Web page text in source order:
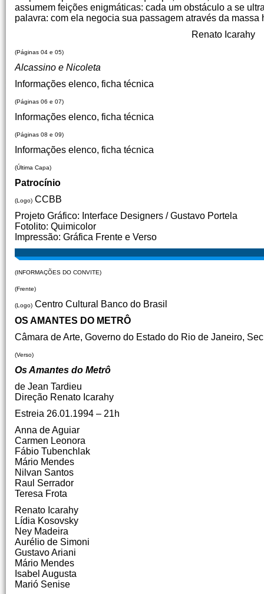
assumem feições enigmáticas: cada um obstáculo a se
palavra: com ela negocia sua passagem através da massa
Renato Icarahy
(Páginas 04 e 05)
Alcassino e Nicoleta
Informações elenco, ficha técnica
(Páginas 06 e 07)
Informações elenco, ficha técnica
(Páginas 08 e 09)
Informações elenco, ficha técnica
(Última Capa)
Patrocínio
(Logo) CCBB
Projeto Gráfico: Interface Designers / Gustavo Portela
Fotolito: Quimicolor
Impressão: Gráfica Frente e Verso
(INFORMAÇÕES DO CONVITE)
(Frente)
(Logo) Centro Cultural Banco do Brasil
OS AMANTES DO METRÔ
Câmara de Arte, Governo do Estado do Rio de Janeiro,
(Verso)
Os Amantes do Metrô
de Jean Tardieu
Direção Renato Icarahy
Estreia 26.01.1994 – 21h
Anna de Aguiar
Carmen Leonora
Fábio Tubenchlak
Mário Mendes
Nilvan Santos
Raul Serrador
Teresa Frota
Renato Icarahy
Lídia Kosovsky
Ney Madeira
Aurélio de Simoni
Gustavo Ariani
Mário Mendes
Isabel Augusta
Marió Senise